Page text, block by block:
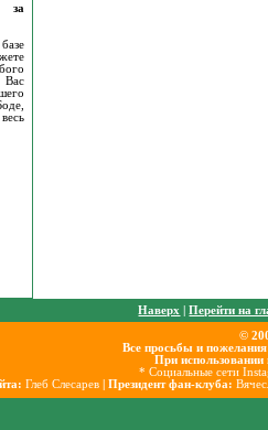
за
Вас
Наверх |Перейти на
©
Все просьбы и
При использовании
* Социальные сети
Глеб Слесарев | Президент фан-клуба: